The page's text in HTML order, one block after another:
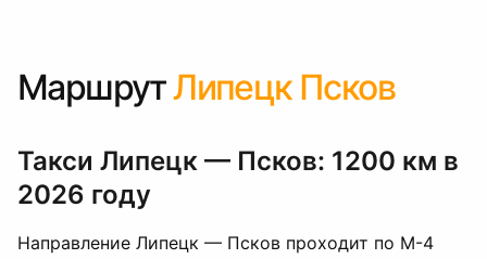
МаршрутЛипецк Псков
Такси Липецк — Псков: 1200 км в
2026 году
Направление Липецк — Псков проходит по М-4